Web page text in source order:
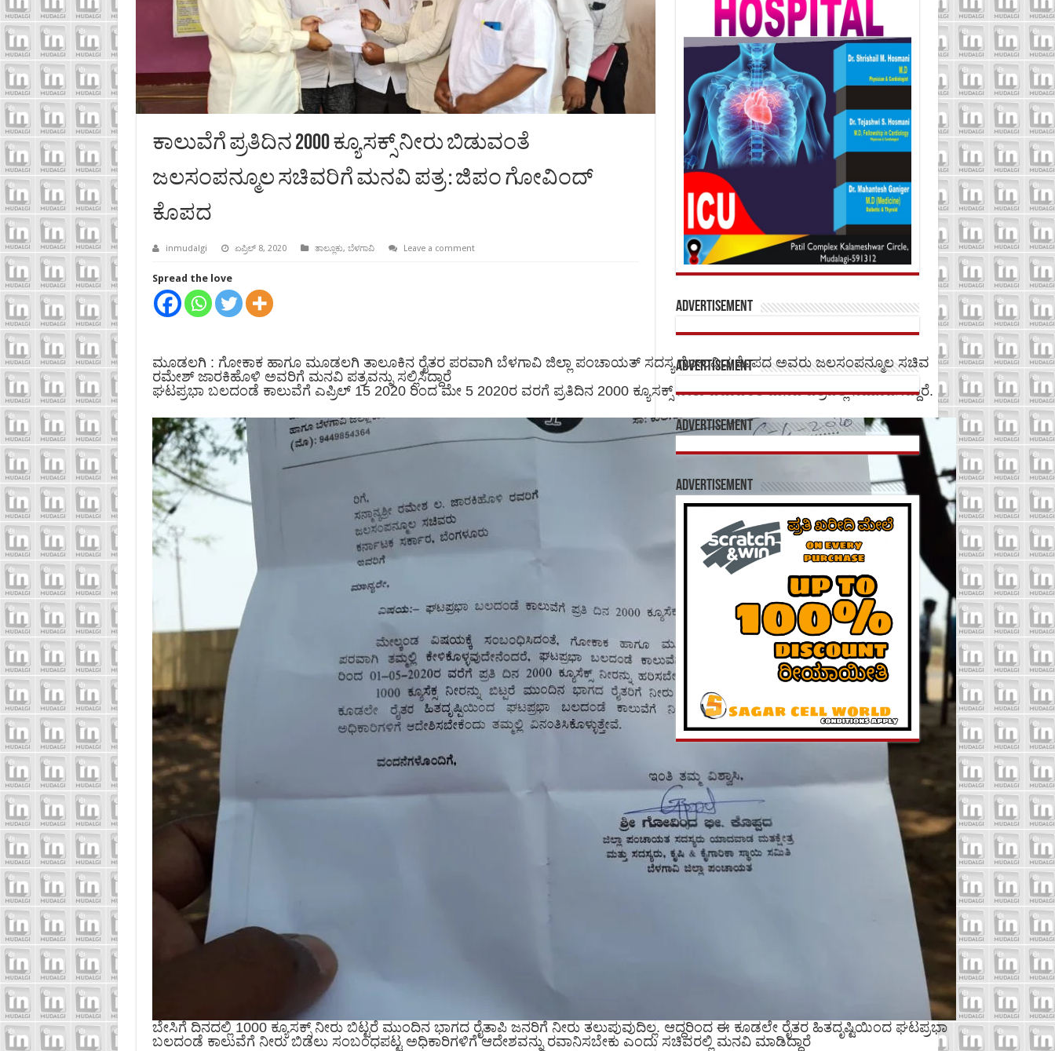
ಕಾಲುವೆಗೆ ಪ್ರತಿದಿನ 2000 ಕ್ಯೂಸಕ್ಸ್ ನೀರು ಬಿಡುವಂತೆ
ಜಲಸಂಪನ್ಮೂಲ ಸಚಿವರಿಗೆ ಮನವಿ ಪತ್ರ : ಜಿಪಂ ಗೋವಿಂದ್
ಕೊಪದ
inmudalgi ಏಪ್ರಿಲ್ 8, 2020 ತಾಲ್ಲೂಕು, ಬೆಳಗಾವಿ Leave a comment
Spread the love
ಮೂಡಲಗಿ : ಗೋಕಾಕ ಹಾಗೂ ಮೂಡಲಗಿ ತಾಲೂಕಿನ ರೈತರ ಪರವಾಗಿ ಬೆಳಗಾವಿ ಜಿಲ್ಲಾ ಪಂಚಾಯತ್ ಸದಸ್ಯ ಗೋಂವಿದ ಕೊಪದ ಅವರು ಜಲಸಂಪನ್ಮೂಲ ಸಚಿವ
ರಮೇಶ್ ಜಾರಕಿಹೊಳಿ ಅವರಿಗೆ ಮನವಿ ಪತ್ರವನ್ನು ಸಲ್ಲಿಸಿದ್ದಾರೆ
ಘಟಪ್ರಭಾ ಬಲದಂಡೆ ಕಾಲುವೆಗೆ ಎಪ್ರಿಲ್ 15 2020 ರಿಂದ ಮೇ 5 2020ರ ವರಗೆ ಪ್ರತಿದಿನ 2000 ಕ್ಯೂಸಕ್ಸ್ ನೀರು ಬಿಡುವಂತೆ ಮನವಿ ಪತ್ರದಲ್ಲಿ ನಮೂದಿಸಿದ್ದಾರೆ.
ಬೇಸಿಗೆ ದಿನದಲ್ಲಿ 1000 ಕ್ಯೂಸಕ್ಸ್ ನೀರು ಬಿಟ್ಟರೆ ಮುಂದಿನ ಭಾಗದ ರೈತಾಪಿ ಜನರಿಗೆ ನೀರು ತಲುಪುವುದಿಲ್ಲ. ಆದ್ದರಿಂದ ಈ ಕೂಡಲೇ ರೈತರ ಹಿತದೃಷ್ಟಿಯಿಂದ ಘಟಪ್ರಭಾ
ಬಲದಂಡೆ ಕಾಲುವೆಗೆ ನೀರು ಬಿಡಲು ಸಂಬಂಧಪಟ್ಟ ಅಧಿಕಾರಿಗಳಿಗೆ ಆದೇಶವನ್ನು ರವಾನಿಸಬೇಕು ಎಂದು ಸಚಿವರಲ್ಲಿ ಮನವಿ ಮಾಡಿದ್ದಾರೆ
Advertisement
Advertisement
Advertisement
Advertisement